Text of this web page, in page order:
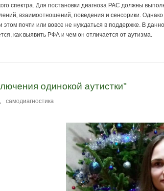
спектра. Для постановки диагноза РАС должны
взаимоотношений, поведения и сенсорики.
этом почти или вовсе не нуждаться в поддержке. В
как выявить РФА и чем он отличается от аутизма.
одинокой аутистки"
самодиагностика